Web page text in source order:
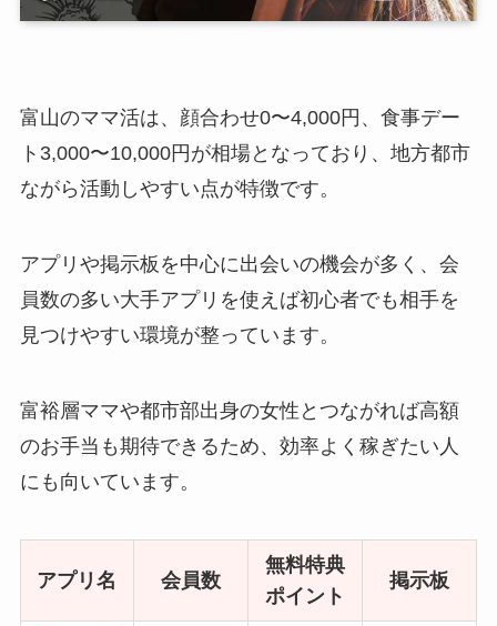
富山のママ活は、顔合わせ0〜4,000円、食事デー
ト3,000〜10,000円が相場となっており、地方都市
ながら活動しやすい点が特徴です。
アプリや掲示板を中心に出会いの機会が多く、会
員数の多い大手アプリを使えば初心者でも相手を
見つけやすい環境が整っています。
富裕層ママや都市部出身の女性とつながれば高額
のお手当も期待できるため、効率よく稼ぎたい人
にも向いています。
アプリ名 会員数
無料特典
ポイント
掲示板